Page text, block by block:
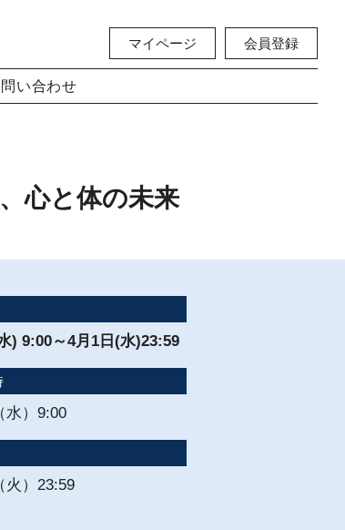
マイページ 会員登録
い合わせ
心と体の未来
) 9:00～4月1日(水)23:59
水）9:00
火）23:59